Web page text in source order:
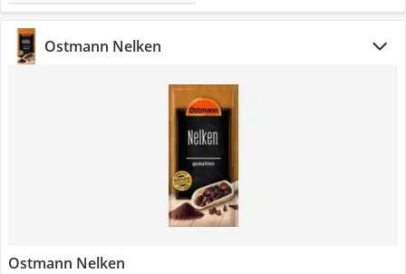
Ostmann Nelken
Ostmann Nelken